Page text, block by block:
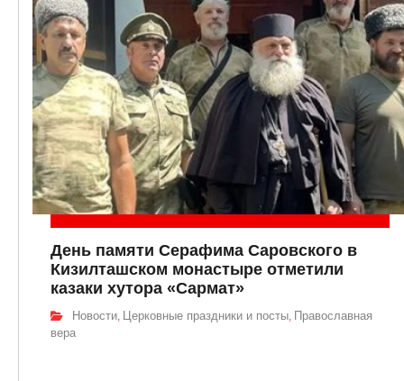
День памяти Серафима Саровского в
Кизилташском монастыре отметили
казаки хутора «Сармат»
Новости, Церковные праздники и посты, Православная
вера